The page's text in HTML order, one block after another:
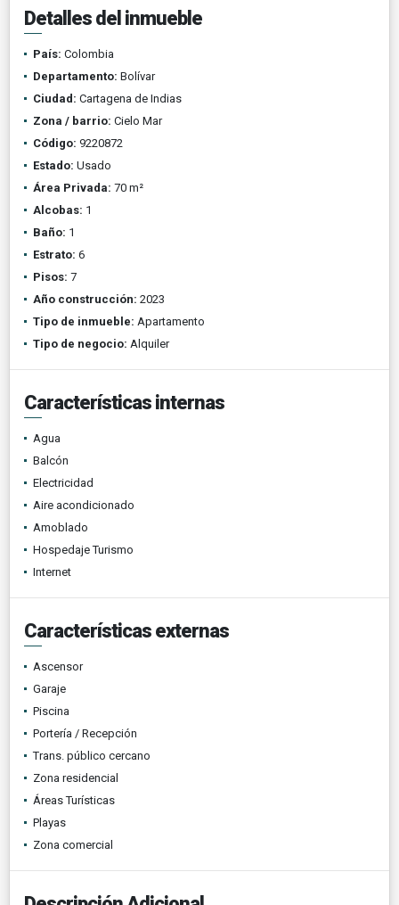
Detalles del inmueble
País: Colombia
Departamento: Bolívar
Ciudad: Cartagena de Indias
Zona / barrio: Cielo Mar
Código: 9220872
Estado: Usado
Área Privada: 70 m²
Alcobas: 1
Baño: 1
Estrato: 6
Pisos: 7
Año construcción: 2023
Tipo de inmueble: Apartamento
Tipo de negocio: Alquiler
Características internas
Agua
Balcón
Electricidad
Aire acondicionado
Amoblado
Hospedaje Turismo
Internet
Características externas
Ascensor
Garaje
Piscina
Portería / Recepción
Trans. público cercano
Zona residencial
Áreas Turísticas
Playas
Zona comercial